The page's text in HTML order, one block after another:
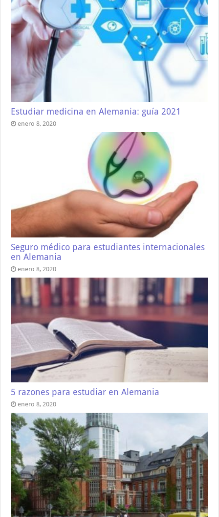
Estudiar medicina en Alemania: guía 2021
enero 8, 2020
Seguro médico para estudiantes internacionales
en Alemania
enero 8, 2020
5 razones para estudiar en Alemania
enero 8, 2020